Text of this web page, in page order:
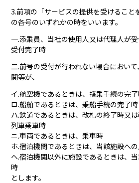
3.前項の「サービスの提供を受けること
の各号のいずれかの時をいいます。
一.添乗員、当社の使用人又は代理人が
受付完了時
二.前号の受付が行われない場合におい
関等が、
イ.航空機であるときは、搭乗手続の完
ロ.船舶であるときは、乗船手続の完了時
ハ.鉄道であるときは、改札の終了時又
列車乗車時
ニ.車両であるときは、乗車時
ホ.宿泊機関であるときは、当該施設へ
ヘ.宿泊機関以外に施設であるときは、
時
とします。